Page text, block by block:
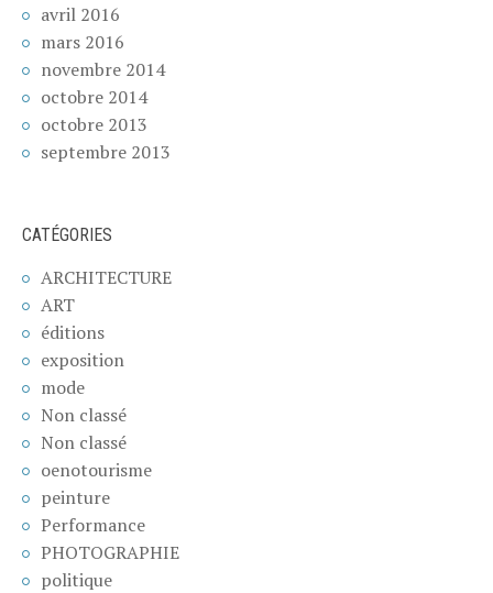
avril 2016
mars 2016
novembre 2014
octobre 2014
octobre 2013
septembre 2013
CATÉGORIES
ARCHITECTURE
ART
éditions
exposition
mode
Non classé
Non classé
oenotourisme
peinture
Performance
PHOTOGRAPHIE
politique